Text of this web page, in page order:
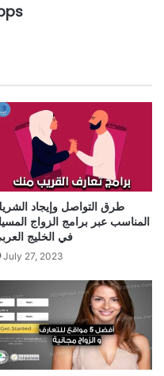
طرق التواصل وإيجاد
المناسب عبر برامج الزواج
في الخليج
July 27, 2023